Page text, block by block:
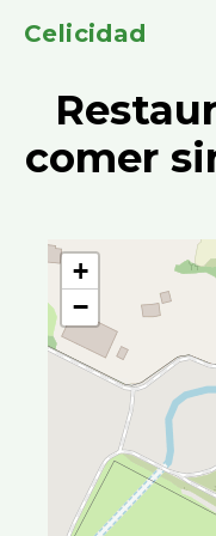
Celicidad
comer
+
−